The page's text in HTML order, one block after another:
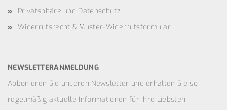
Privatsphäre und Datenschutz
Widerrufsrecht & Muster-Widerrufsformular
NEWSLETTERANMELDUNG
Abbonieren Sie unseren Newsletter und erhalten Sie so
regelmäßig aktuelle Informationen für Ihre Liebsten.